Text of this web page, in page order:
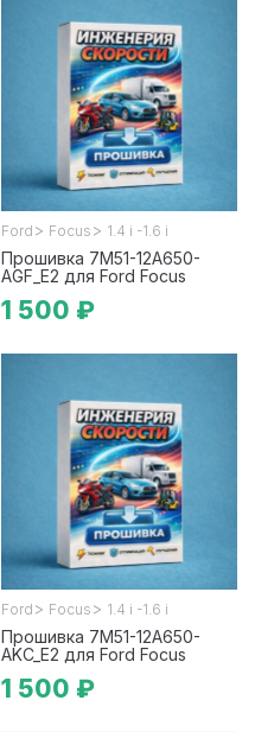
Ford > Focus > 1.4 i -1.6 i
Прошивка 7M51-12A650-
AGF_E2 для Ford Focus
1 500 ₽
Ford > Focus > 1.4 i -1.6 i
Прошивка 7M51-12A650-
AKC_E2 для Ford Focus
1 500 ₽